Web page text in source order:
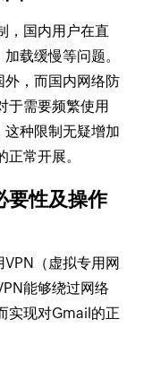
，国内用户在直
载缓慢等问题。
，而国内网络防
于需要频繁使用
种限制无疑增加
常开展。
要性及操作
（虚拟专用网
能够绕过网络
实现对Gmail的正